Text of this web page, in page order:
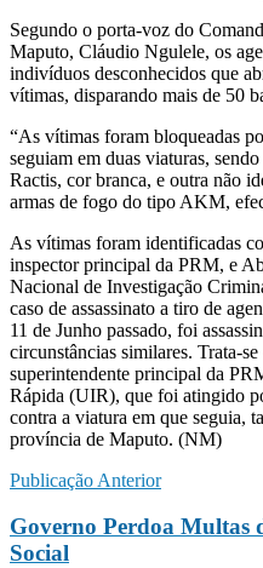
Segundo o porta-voz do
Maputo, Cláudio Ngulele, os
indivíduos desconhecidos que
vítimas, disparando mais de 50
“As vítimas foram bloqueadas
seguiam em duas viaturas,
Ractis, cor branca, e outra não
armas de fogo do tipo AKM,
As vítimas foram identificadas
inspector principal da PRM, e
Nacional de Investigação
caso de assassinato a tiro de
11 de Junho passado, foi
circunstâncias similares. Trata-
superintendente principal da
Rápida (UIR), que foi atingido
contra a viatura em que seguia,
província de Maputo. (NM)
Publicação Anterior
Governo Perdoa Multas
Social